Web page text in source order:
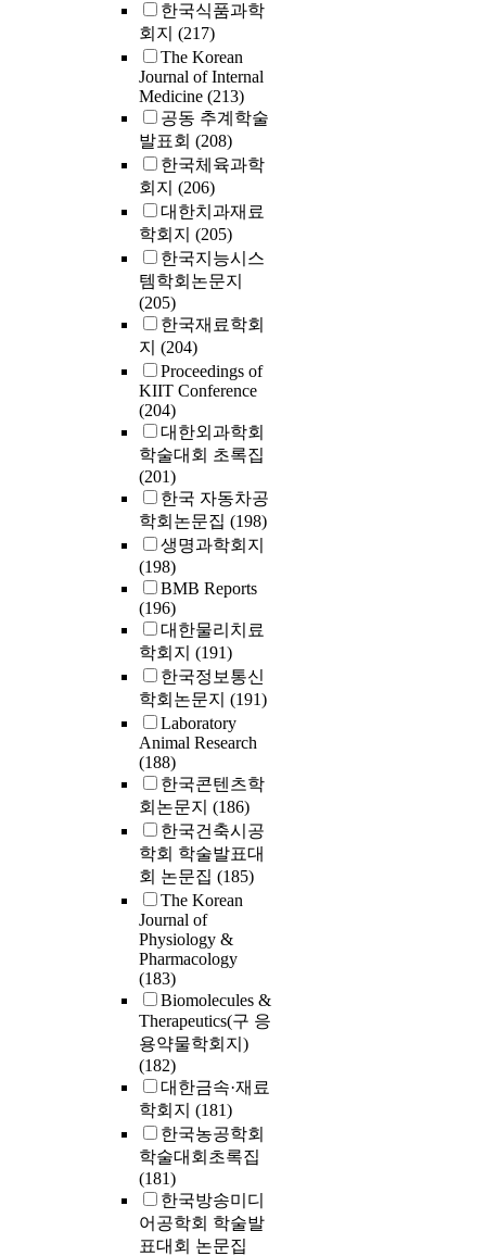
한국식품과학
회지 (217)
The Korean
Journal of Internal
Medicine (213)
공동 추계학술
발표회 (208)
한국체육과학
회지 (206)
대한치과재료
학회지 (205)
한국지능시스
템학회논문지
(205)
한국재료학회
지 (204)
Proceedings of
KIIT Conference
(204)
대한외과학회
학술대회 초록집
(201)
한국 자동차공
학회논문집 (198)
생명과학회지
(198)
BMB Reports
(196)
대한물리치료
학회지 (191)
한국정보통신
학회논문지 (191)
Laboratory
Animal Research
(188)
한국콘텐츠학
회논문지 (186)
한국건축시공
학회 학술발표대
회 논문집 (185)
The Korean
Journal of
Physiology &
Pharmacology
(183)
Biomolecules &
Therapeutics(구 응
용약물학회지)
(182)
대한금속·재료
학회지 (181)
한국농공학회
학술대회초록집
(181)
한국방송미디
어공학회 학술발
표대회 논문집